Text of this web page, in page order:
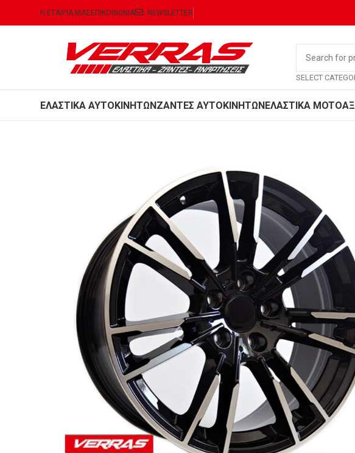
Η ΕΤΑΙΡΙΑ ΜΑΣ ΕΠΙΚΟΙΝΩΝΙΑ NEWSLETTER
SELECT
ΕΛΑΣΤΙΚΑ ΑΥΤΟΚΙΝΗΤΩΝΖΑΝΤΕΣ ΑΥΤΟΚΙΝΗΤΩΝΕΛΑΣΤΙΚΑ MOTO